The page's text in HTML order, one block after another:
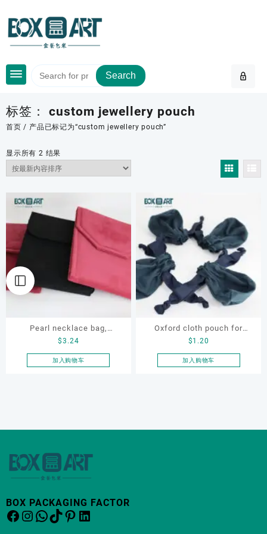
content
Search
标签： custom jewellery pouch
首页 / 产品已标记为“custom jewellery pouch”
显示所有 2 结果
最
新
Pearl necklace bag,
necklace pouch, custom
jewellery pouch
$3.24
加入购物车
Oxford cloth pouch for
jewellery, earring, necklace,
jewellery pouch with paper
$1.20
加入购物车
BOX PACKAGING FACTOR
Facebook
Instagram
WhatsApp
TikTok
Pinterest
LinkedIn